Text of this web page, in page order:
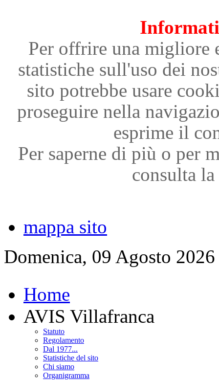
Per offrire una migliore
statistiche sull'uso dei
sito potrebbe usare
proseguire nella
esprime il
Per saperne di più o per
consulta
mappa sito
Domenica, 09 Agosto 2026
Home
AVIS Villafranca
Statuto
Regolamento
Dal 1977...
Statistiche del sito
Chi siamo
Organigramma